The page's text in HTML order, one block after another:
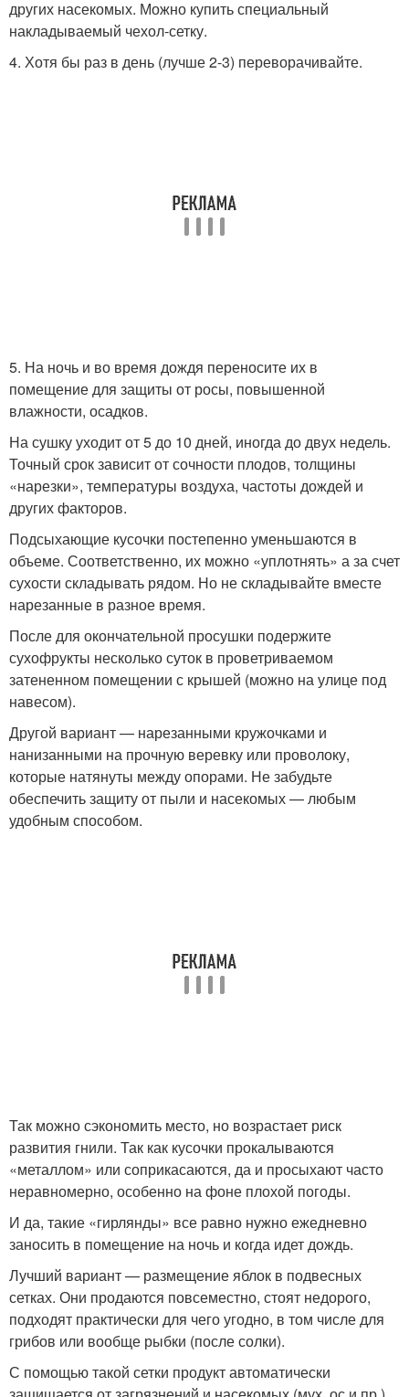
других насекомых. Можно купить специальный
накладываемый чехол-сетку.
4. Хотя бы раз в день (лучше 2-3) переворачивайте.
5. На ночь и во время дождя переносите их в
помещение для защиты от росы, повышенной
влажности, осадков.
На сушку уходит от 5 до 10 дней, иногда до двух недель.
Точный срок зависит от сочности плодов, толщины
«нарезки», температуры воздуха, частоты дождей и
других факторов.
Подсыхающие кусочки постепенно уменьшаются в
объеме. Соответственно, их можно «уплотнять» а за счет
сухости складывать рядом. Но не складывайте вместе
нарезанные в разное время.
После для окончательной просушки подержите
сухофрукты несколько суток в проветриваемом
затененном помещении с крышей (можно на улице под
навесом).
Другой вариант — нарезанными кружочками и
нанизанными на прочную веревку или проволоку,
которые натянуты между опорами. Не забудьте
обеспечить защиту от пыли и насекомых — любым
удобным способом.
Так можно сэкономить место, но возрастает риск
развития гнили. Так как кусочки прокалываются
«металлом» или соприкасаются, да и просыхают часто
неравномерно, особенно на фоне плохой погоды.
И да, такие «гирлянды» все равно нужно ежедневно
заносить в помещение на ночь и когда идет дождь.
Лучший вариант — размещение яблок в подвесных
сетках. Они продаются повсеместно, стоят недорого,
подходят практически для чего угодно, в том числе для
грибов или вообще рыбки (после солки).
С помощью такой сетки продукт автоматически